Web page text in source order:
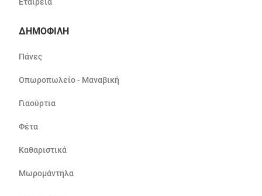
ΔΗΜΟΦΙΛΗ
Πάνες
Οπωροπωλείο - Μαναβική
Γιαούρτια
Φέτα
Καθαριστικά
Μωρομάντηλα